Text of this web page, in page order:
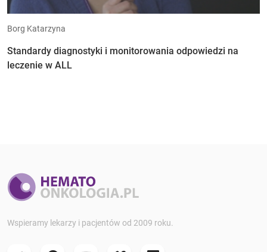
Borg Katarzyna
Standardy diagnostyki i monitorowania odpowiedzi na
leczenie w ALL
Wspieramy lekarzy i pacjentów od 2009 roku.